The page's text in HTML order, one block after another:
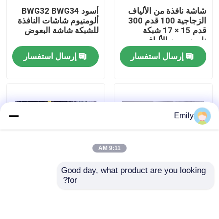
جولة في المصنع
مراقبة الجودة
أخبار
شاشة نافذة من الألياف
الزجاجية 100 قدم 300
قدم 15 × 17 شبكة
ناموس من الألياف
الزجاجية
إرسال استفسار
أسود BWG32 BWG34
ألومنيوم شاشات النافذة
للشبكة شاشة البعوض
إرسال استفسار
شبكة الدبابات هي شبكة
Emily
9:11 AM
Good day, what product are you looking
for?